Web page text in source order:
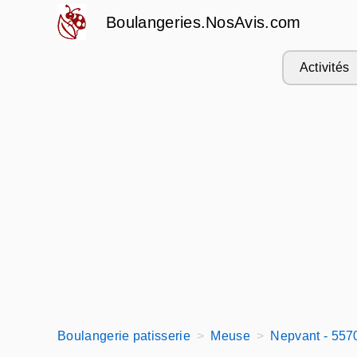
Boulangeries.NosAvis.com
Activités
Boulangerie patisserie Meuse Nepvant -